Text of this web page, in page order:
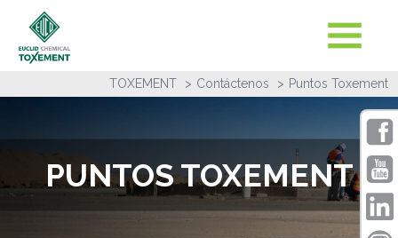
TOXEMENT Contáctenos Puntos Toxement
PUNTOS TOXEMENT